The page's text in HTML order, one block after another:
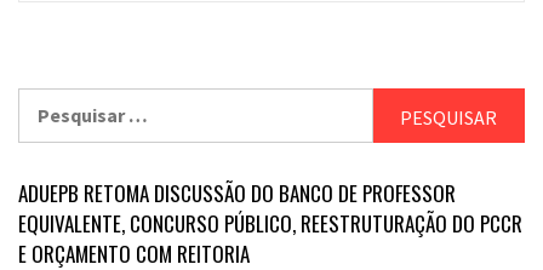
por:
ADUEPB RETOMA DISCUSSÃO DO BANCO DE PROFESSOR
EQUIVALENTE, CONCURSO PÚBLICO, REESTRUTURAÇÃO DO PCCR
E ORÇAMENTO COM REITORIA